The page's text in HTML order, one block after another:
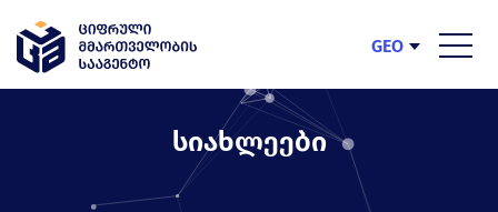
GEO
ENG
სიახლეები